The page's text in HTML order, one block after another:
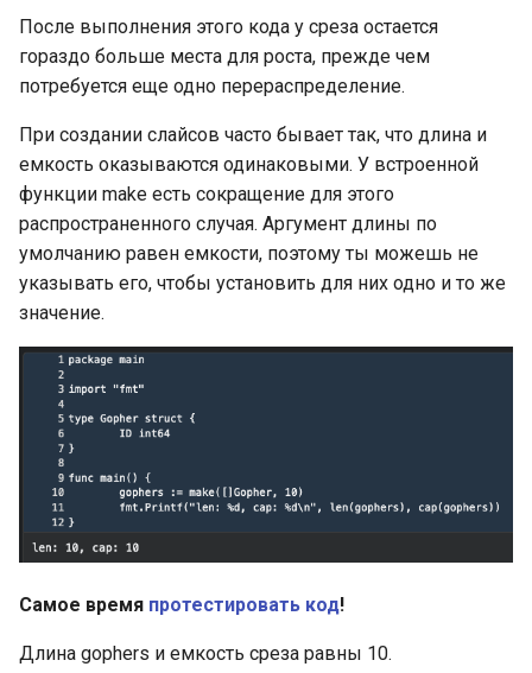
вызова функции
Встроенные функции
Пакеты и импорт пакетов
Подробнее о fmt.Printf
Папка пакета, путь импорта
пакета и зависимости
пакета
Функция init
Полные формы импорта
пакетов
Модули
JSON Unmarshal:
приоритеты полей
JSON Unmarshal:
использование тегов
структуры
JSON Unmarshal: работа с
картами
использование Unmarshaler
и TextUnmarshaler
JSON Unmarshal: кодер и
декодер
Пакет flag в Go
Пакет flag в Go: работа с
аргументами
После выполнения этого кода у среза остается
гораздо больше места для роста, прежде чем
потребуется еще одно перераспределение.
При создании слайсов часто бывает так, что длина и
емкость оказываются одинаковыми. У встроенной
функции make есть сокращение для этого
распространенного случая. Аргумент длины по
умолчанию равен емкости, поэтому ты можешь не
указывать его, чтобы установить для них одно и то же
значение.
Самое время протестировать код!
Длина gophers и емкость среза равны 10.